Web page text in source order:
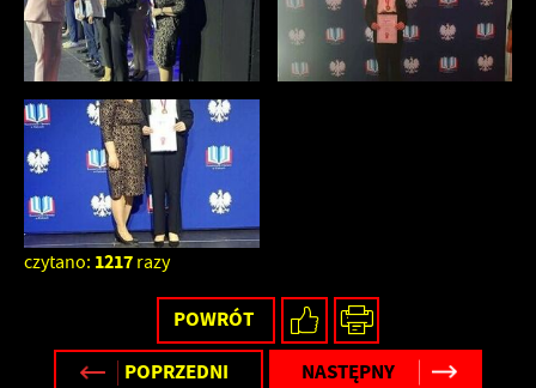
czytano: 1217 razy
POWRÓT
POPRZEDNI
NASTĘPNY